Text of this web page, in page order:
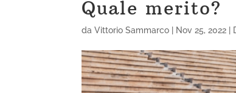
Quale merito?
daVittorio Sammarco Nov 25, 2022